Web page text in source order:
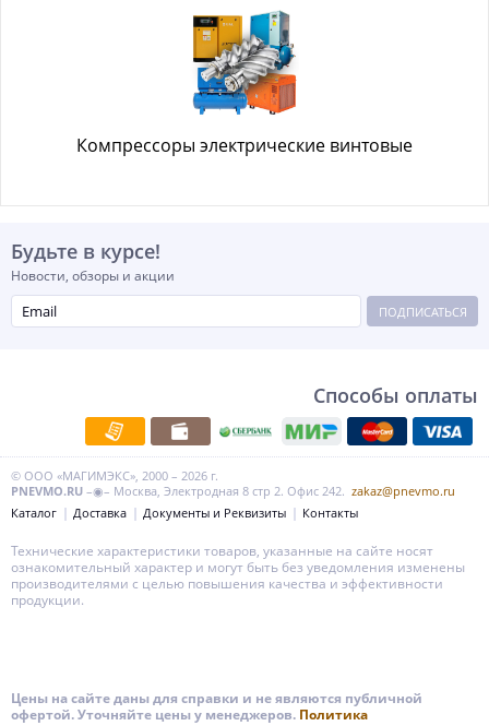
Компрессоры электрические винтовые
Будьте в курсе!
Новости, обзоры и акции
ПОДПИСАТЬСЯ
Способы оплаты
© ООО «МАГИМЭКС», 2000 – 2026 г.
PNEVMO.RU –◉– Москва, Электродная 8 стр 2. Офис 242. zakaz@pnevmo.ru
Каталог
Доставка Документы и Реквизиты Контакты
Технические характеристики товаров, указанные на сайте носят
ознакомительный характер и могут быть без уведомления изменены
производителями с целью повышения качества и эффективности
продукции.
Цены на сайте даны для справки и не являются публичной
офертой. Уточняйте цены у менеджеров. Политика